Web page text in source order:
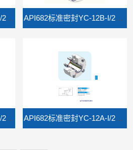
API682标准密封YC-12B-II/2CW-CS API682标准密封YC-12B-I/2CW-CW
API682标准密封YC-12A-II/2CW-CW API682标准密封YC-12A-I/2CW-CW